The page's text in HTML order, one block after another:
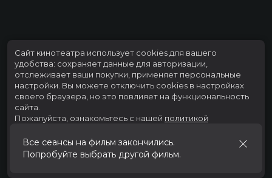
Все сеансы на фильм закончились.
Попробуйте выбрать другой фильм.
Сайт кинотеатра использует cookies для вашего
удобства: сохраняет данные для авторизации,
отслеживает ваши покупки, применяет персональные
настройки. Вы можете отключить cookies в настройках
своего браузера, но это повлияет на функциональность
сайта.
Пожалуйста, ознакомьтесь с нашей политикой
Принять